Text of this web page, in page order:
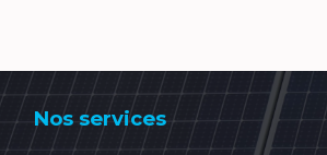
Nos services